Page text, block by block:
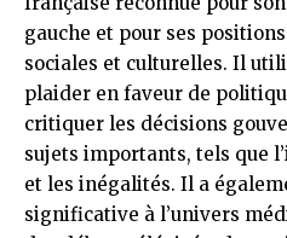
gauche et pour ses
sociales et culturelles. Il
plaider en faveur de
critiquer les décisions
sujets importants, tels que
et les inégalités. Il a
significative à l’univers